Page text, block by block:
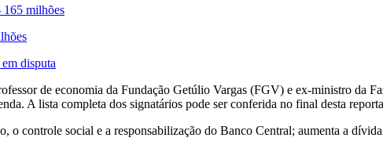
165 milhões
disputa
de economia da Fundação Getúlio Vargas (FGV) e ex-ministro da
A lista completa dos signatários pode ser conferida no final desta
o controle social e a responsabilização do Banco Central; aumenta a